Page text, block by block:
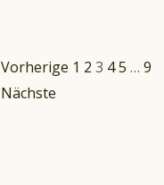
Vorherige 1 2 3 45 … 9
Nächste